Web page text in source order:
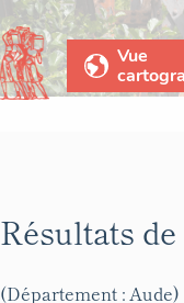
Vue
Résultats
(Département : Aude)